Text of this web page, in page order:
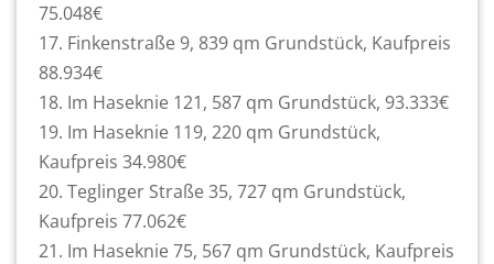
75.048€
17. Finkenstraße 9, 839 qm Grundstück, Kaufpreis
88.934€
18. Im Haseknie 121, 587 qm Grundstück, 93.333€
19. Im Haseknie 119, 220 qm Grundstück,
Kaufpreis 34.980€
20. Teglinger Straße 35, 727 qm Grundstück,
Kaufpreis 77.062€
21. Im Haseknie 75, 567 qm Grundstück, Kaufpreis